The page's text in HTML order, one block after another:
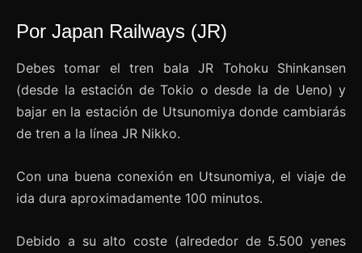
Por Japan Railways (JR)
Debes tomar el tren bala JR Tohoku Shinkansen
(desde la estación de Tokio o desde la de Ueno) y
bajar en la estación de Utsunomiya donde cambiarás
de tren a la línea JR Nikko.
Con una buena conexión en Utsunomiya, el viaje de
ida dura aproximadamente 100 minutos.
Debido a su alto coste (alrededor de 5.500 yenes